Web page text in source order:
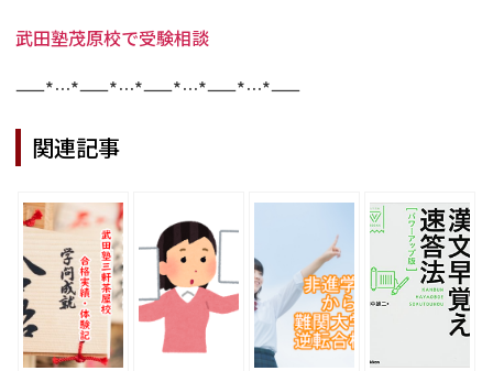
武田塾茂原校で受験相談
——*…*——*…*——*…*——*…*——
関連記事